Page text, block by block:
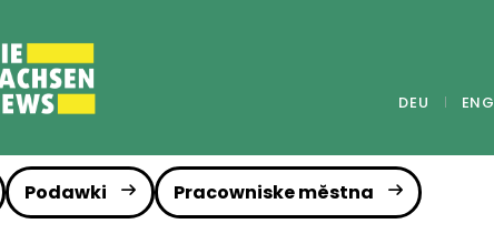
DEU ENG
Podawki Pracowniske městna